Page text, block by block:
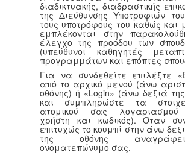
διαδικτυακής, διαδραστικής
της Διεύθυνσης Υποτροφιών
τους υποτρόφους του καθώς και
εμπλέκονται στην
έλεγχο της προόδου των
(υπεύθυνοι καθηγητές
προγραμμάτων και επόπτες
Για να συνδεθείτε επιλέξτε
από το αρχικό μενού (άνω
οθόνης) ή «Login» (άνω δεξιά
και συμπληρώστε τα
ατομικού σας
χρήστη και κωδικός). Όταν
επιτυχώς το κουμπί στην άνω
της οθόνης
ονοματεπώνυμο σας.